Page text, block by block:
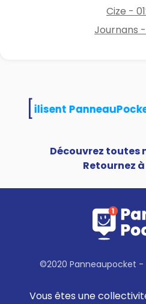
Cize -
Journans -
utilisent PanneauPocket
Découvrez toutes
Retournez
©2020 Panneaupocket -
Vous êtes une